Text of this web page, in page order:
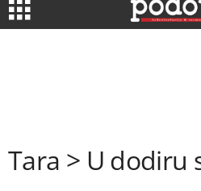
Tara > U dodiru